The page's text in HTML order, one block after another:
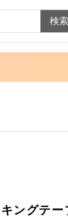
検索
ングテー